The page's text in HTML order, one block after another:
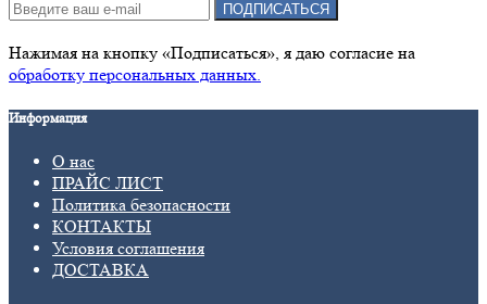
ПОДПИСАТЬСЯ
Нажимая на кнопку «Подписаться», я даю cогласие на
обработку персональных данных.
Информация
О нас
ПРАЙС ЛИСТ
Политика безопасности
КОНТАКТЫ
Условия соглашения
ДОСТАВКА